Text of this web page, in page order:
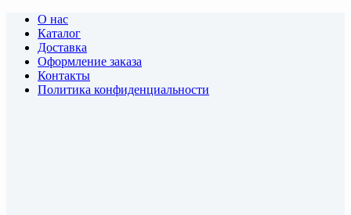
О нас
Каталог
Доставка
Оформление заказа
Контакты
Политика конфиденциальности